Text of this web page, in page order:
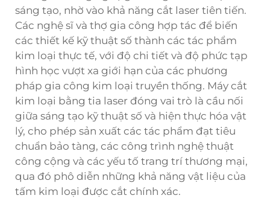
sáng tạo, nhờ vào khả năng cắt laser tiên tiến.
Các nghệ sĩ và thợ gia công hợp tác để biến
các thiết kế kỹ thuật số thành các tác phẩm
kim loại thực tế, với độ chi tiết và độ phức tạp
hình học vượt xa giới hạn của các phương
pháp gia công kim loại truyền thống. Máy cắt
kim loại bằng tia laser đóng vai trò là cầu nối
giữa sáng tạo kỹ thuật số và hiện thực hóa vật
lý, cho phép sản xuất các tác phẩm đạt tiêu
chuẩn bảo tàng, các công trình nghệ thuật
công cộng và các yếu tố trang trí thương mại,
qua đó phô diễn những khả năng vật liệu của
tấm kim loại được cắt chính xác.